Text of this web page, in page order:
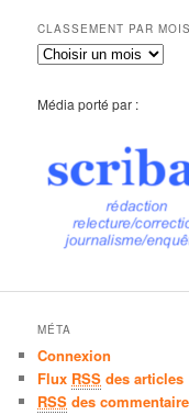
CLASSEMENT PAR MOIS
Média porté par :
MÉTA
Connexion
Flux RSS des articles
RSS des